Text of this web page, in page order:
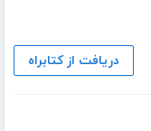
دریافت از کتابراه